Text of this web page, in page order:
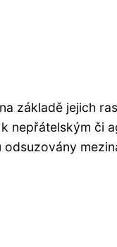
základě jejich
nepřátelským či